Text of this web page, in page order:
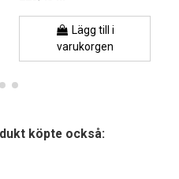
Lägg till i
varukorgen
köpte också: